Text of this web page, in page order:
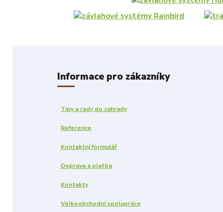
Informace pro zákazníky
Tipy a rady do zahrady
Reference
Kontaktní formulář
Doprava a platba
Kontakty
Velkoobchodní spolupráce